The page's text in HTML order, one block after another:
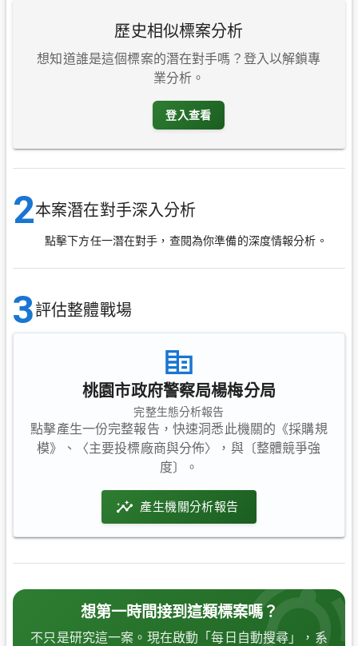
歷史相似標案分析
想知道誰是這個標案的潛在對手嗎？登入以解鎖專
業分析。
登入查看
2本案潛在對手深入分析
點擊下方任一潛在對手，查閱為你準備的深度情報分析。
3評估整體戰場
桃園市政府警察局楊梅分局
完整生態分析報告
點擊產生一份完整報告，快速洞悉此機關的《採購規
模》、〈主要投標廠商與分佈〉，與〔整體競爭強
度〕。
產生機關分析報告
想第一時間接到這類標案嗎？
不只是研究這一案。現在啟動「每日自動搜尋」，系